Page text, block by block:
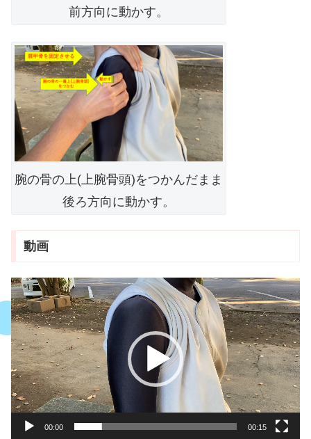
前方向に動かす。
腕の骨の上(上腕骨頭)をつかんだまま
後ろ方向に動かす。
動画
動
画
プ
レ
ー
ヤ
ー
00:00 00:15